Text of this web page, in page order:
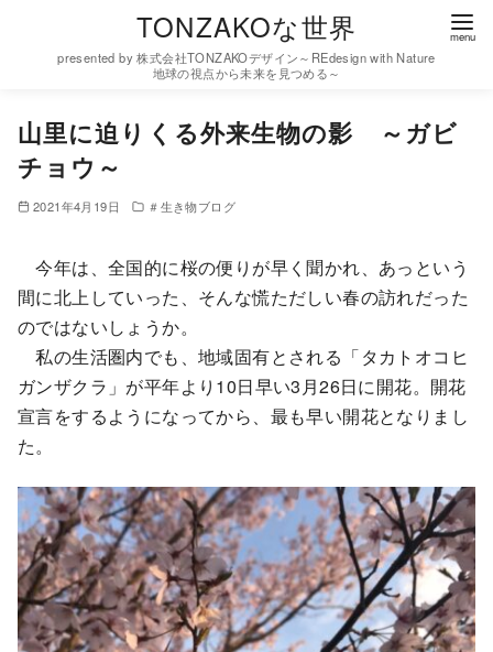
TONZAKOな世界
presented by 株式会社TONZAKOデザイン～REdesign with Nature
地球の視点から未来を見つめる～
山里に迫りくる外来生物の影 ～ガビ
チョウ～
2021年4月19日 ＃生き物ブログ
今年は、全国的に桜の便りが早く聞かれ、あっという
間に北上していった、そんな慌ただしい春の訪れだった
のではないしょうか。
私の生活圏内でも、地域固有とされる「タカトオコヒ
ガンザクラ」が平年より10日早い3月26日に開花。開花
宣言をするようになってから、最も早い開花となりまし
た。